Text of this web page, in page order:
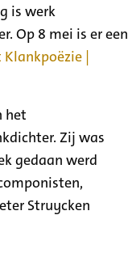
is werk
Op 8 mei is er een
|
het
Zij was
gedaan werd
Struycken